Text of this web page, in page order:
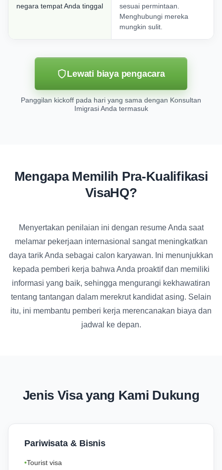
negara tempat Anda tinggal
sesuai permintaan.
Menghubungi mereka
mungkin sulit.
Lewati biaya pengacara
Panggilan kickoff pada hari yang sama dengan Konsultan
Imigrasi Anda termasuk
Mengapa Memilih Pra-Kualifikasi
VisaHQ?
Menyertakan penilaian ini dengan resume Anda saat
melamar pekerjaan internasional sangat meningkatkan
daya tarik Anda sebagai calon karyawan. Ini menunjukkan
kepada pemberi kerja bahwa Anda proaktif dan memiliki
informasi yang baik, sehingga mengurangi kekhawatiran
tentang tantangan dalam merekrut kandidat asing. Selain
itu, ini membantu pemberi kerja merencanakan biaya dan
jadwal ke depan.
Jenis Visa yang Kami Dukung
Pariwisata & Bisnis
Tourist visa